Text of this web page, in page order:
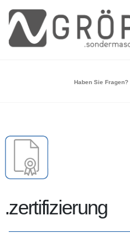
Haben Sie Fragen?
.zertifizierung